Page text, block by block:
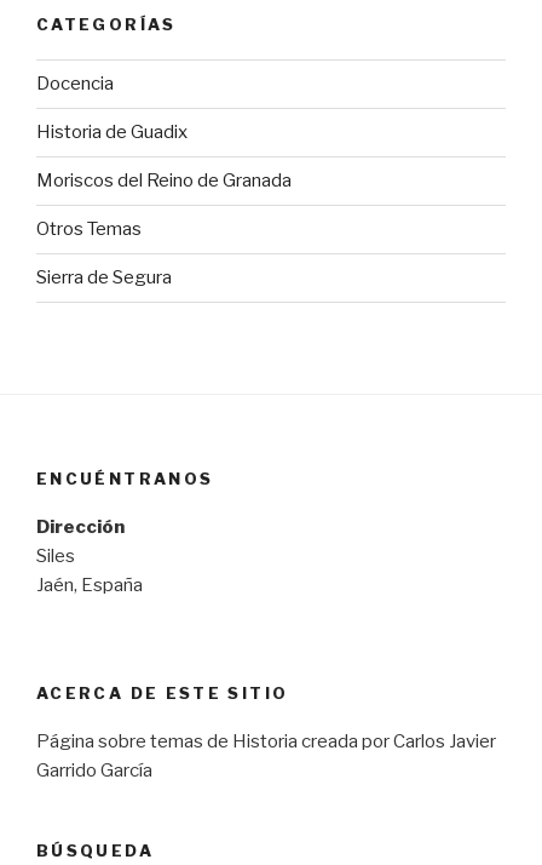
CATEGORÍAS
Docencia
Historia de Guadix
Moriscos del Reino de Granada
Otros Temas
Sierra de Segura
ENCUÉNTRANOS
Dirección
Siles
Jaén, España
ACERCA DE ESTE SITIO
Página sobre temas de Historia creada por Carlos Javier
Garrido García
BÚSQUEDA